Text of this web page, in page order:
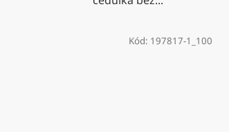
Kód: 197817-1_100